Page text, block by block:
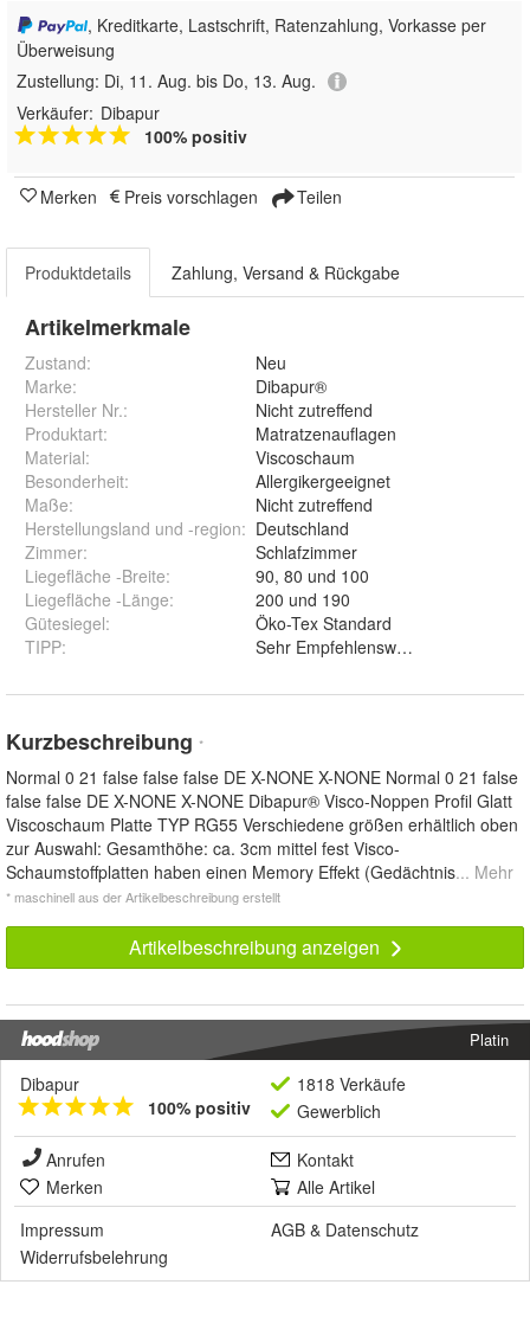
, Kreditkarte, Lastschrift, Ratenzahlung, Vorkasse per
Überweisung
Zustellung: Di, 11. Aug. bis Do, 13. Aug.
Verkäufer: Dibapur
100% positiv
Merken Preis vorschlagen Teilen
Produktdetails Zahlung, Versand & Rückgabe
Artikelmerkmale
Zustand:
Neu
Marke:
Dibapur®
Hersteller Nr.:
Nicht zutreffend
Produktart:
Matratzenauflagen
Material:
Viscoschaum
Besonderheit:
Allergikergeeignet
Maße:
Nicht zutreffend
Herstellungsland und -region: Deutschland
Zimmer:
Schlafzimmer
Liegefläche -Breite:
90, 80 und 100
Liegefläche -Länge:
200 und 190
Gütesiegel:
Öko-Tex Standard
TIPP: Sehr Empfehlenswertes Produkt!
Kurzbeschreibung *
Normal 0 21 false false false DE X-NONE X-NONE Normal 0 21 false
false false DE X-NONE X-NONE Dibapur® Visco-Noppen Profil Glatt
Viscoschaum Platte TYP RG55 Verschiedene größen erhältlich oben
zur Auswahl: Gesamthöhe: ca. 3cm mittel fest Visco-
Schaumstoffplatten haben einen Memory Effekt (Gedächtnis... Mehr
* maschinell aus der Artikelbeschreibung erstellt
Artikelbeschreibung anzeigen
Platin
Dibapur
100% positiv
1818 Verkäufe
Gewerblich
Anrufen
Kontakt
Merken
Alle Artikel
Impressum
AGB & Datenschutz
Widerrufsbelehrung